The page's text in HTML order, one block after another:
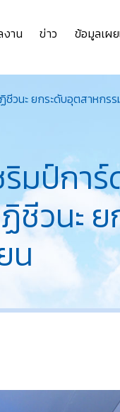
าน ข่าว ข้อมูลเผ
ะ ยกระดับอุตสาหกรรม
ริมป์กา
วนะ ย
น